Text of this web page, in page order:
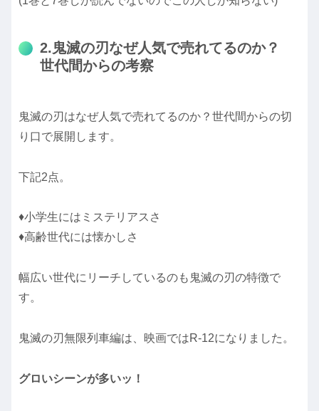
2.鬼滅の刃なぜ人気で売れてるのか？
世代間からの考察
鬼滅の刃はなぜ人気で売れてるのか？世代間からの切
り口で展開します。
下記2点。
♦小学生にはミステリアスさ
♦高齢世代には懐かしさ
幅広い世代にリーチしているのも鬼滅の刃の特徴で
す。
鬼滅の刃無限列車編は、映画ではR-12になりました。
グロいシーンが多いッ！